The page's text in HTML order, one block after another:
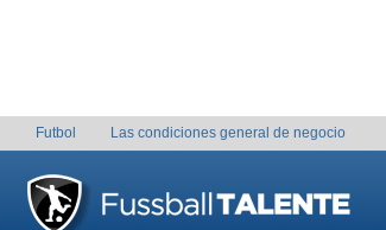
Futbol Las condiciones general de negocio